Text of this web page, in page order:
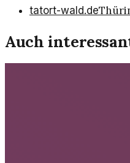
tatort-wald.de
Auch